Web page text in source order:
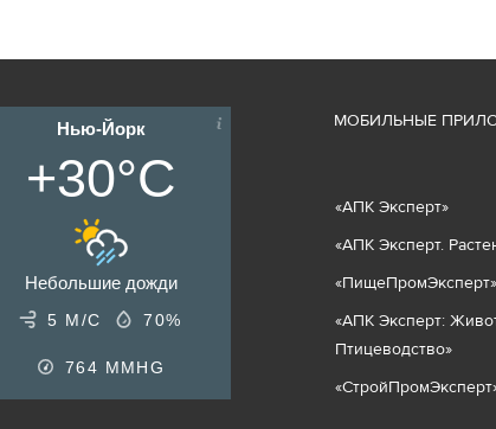
Нью-Йорк
+30°C
Небольшие дожди
5 М/С 70%
764 MMHG
МОБИЛЬНЫЕ
«АПК Эксперт»
«АПК Эксперт.
«ПищеПромЭксперт»
«АПК Эксперт:
Птицеводство»